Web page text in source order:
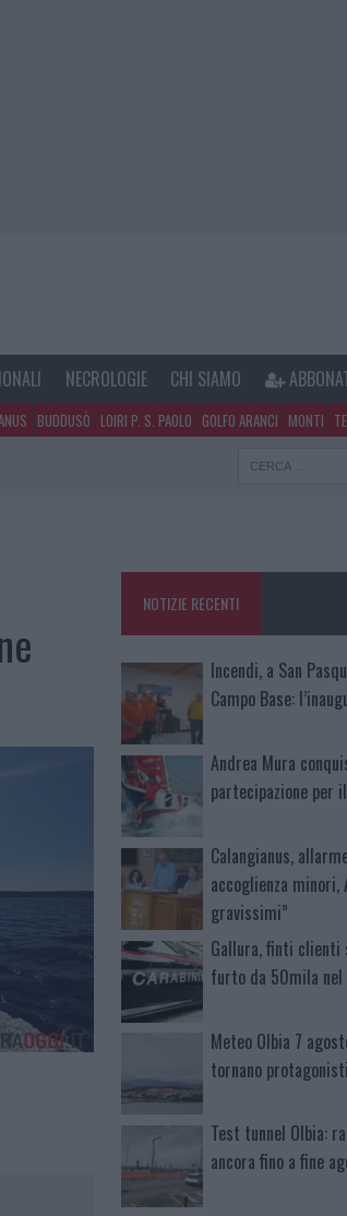
NECROLOGIE CHI SIAMO
BUDDUSÒ LOIRI P. S. PAOLO GOLFO ARANCI MONTI
NOTIZIE RECENTI
Incendi, a San
Campo Base:
Andrea Mura
partecipazione per
Calangianus,
accoglienza minori,
gravissimi”
Gallura, finti clienti
furto da 50mila
Meteo Olbia 7
tornano protagonisti
Test tunnel Olbia:
ancora fino a fine